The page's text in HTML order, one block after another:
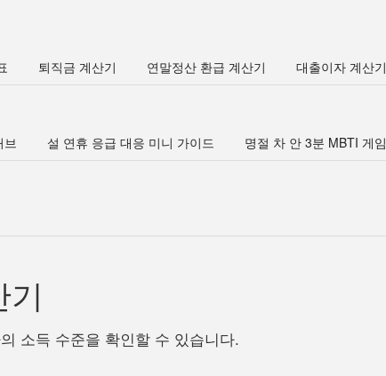
퇴직금 계산기 연말정산 환급 계산기 대출이자 계산기
브 설 연휴 응급 대응 미니 가이드 명절 차 안 3분 MBTI 게임
소득 수준을 확인할 수 있습니다.